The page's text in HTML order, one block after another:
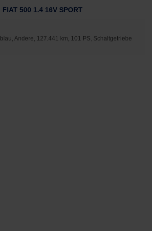
FIAT 500 1.4 16V SPORT
blau, Andere, 127.441 km, 101 PS, Schaltgetriebe